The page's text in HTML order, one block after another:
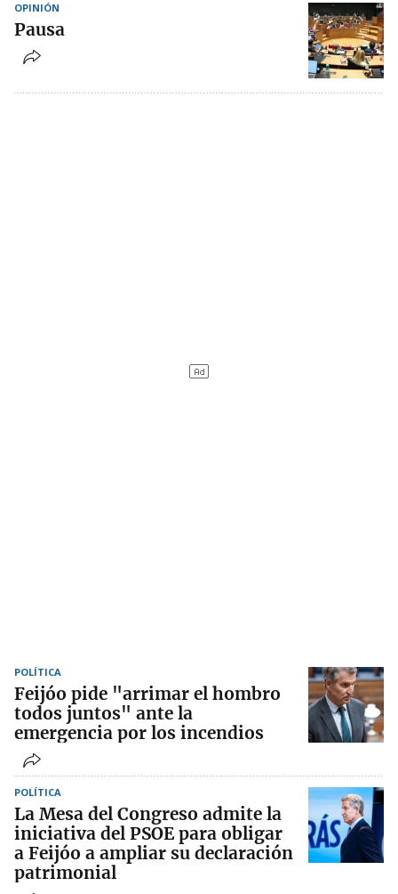
OPINIÓN
Pausa
POLÍTICA
Feijóo pide "arrimar el hombro
todos juntos" ante la
emergencia por los incendios
POLÍTICA
La Mesa del Congreso admite la
iniciativa del PSOE para obligar
a Feijóo a ampliar su declaración
patrimonial